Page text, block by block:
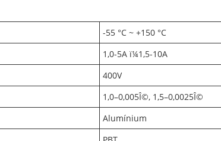
-55 °C ~ +150 °C
1,0-5A ï¼1,5-10A
400V
1,0–0,005Î©, 1,5–0,0025Î©
Alumínium